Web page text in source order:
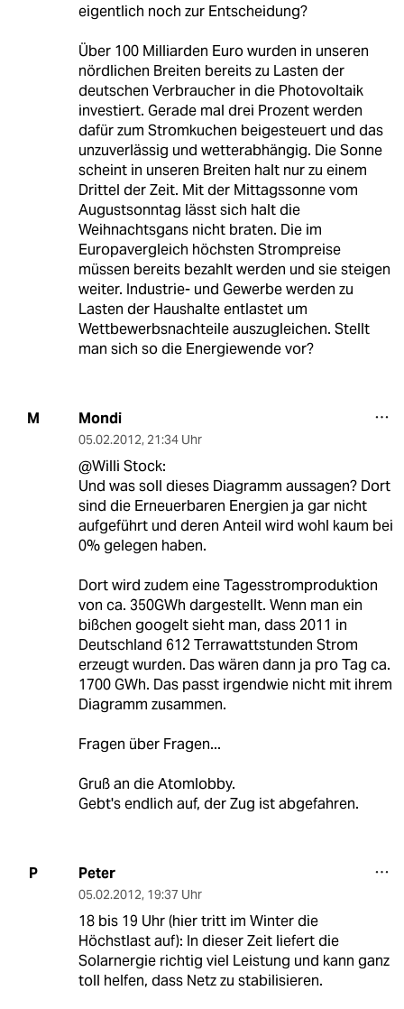
eigentlich noch zur Entscheidung?
Über 100 Milliarden Euro wurden in unseren
nördlichen Breiten bereits zu Lasten der
deutschen Verbraucher in die Photovoltaik
investiert. Gerade mal drei Prozent werden
dafür zum Stromkuchen beigesteuert und das
unzuverlässig und wetterabhängig. Die Sonne
scheint in unseren Breiten halt nur zu einem
Drittel der Zeit. Mit der Mittagssonne vom
Augustsonntag lässt sich halt die
Weihnachtsgans nicht braten. Die im
Europavergleich höchsten Strompreise
müssen bereits bezahlt werden und sie steigen
weiter. Industrie- und Gewerbe werden zu
Lasten der Haushalte entlastet um
Wettbewerbsnachteile auszugleichen. Stellt
man sich so die Energiewende vor?
M Mondi
05.02.2012, 21:34 Uhr
@Willi Stock:
Und was soll dieses Diagramm aussagen? Dort
sind die Erneuerbaren Energien ja gar nicht
aufgeführt und deren Anteil wird wohl kaum bei
0% gelegen haben.
Dort wird zudem eine Tagesstromproduktion
von ca. 350GWh dargestellt. Wenn man ein
bißchen googelt sieht man, dass 2011 in
Deutschland 612 Terrawattstunden Strom
erzeugt wurden. Das wären dann ja pro Tag ca.
1700 GWh. Das passt irgendwie nicht mit ihrem
Diagramm zusammen.
Fragen über Fragen...
Gruß an die Atomlobby.
Gebt's endlich auf, der Zug ist abgefahren.
P Peter
05.02.2012, 19:37 Uhr
18 bis 19 Uhr (hier tritt im Winter die
Höchstlast auf): In dieser Zeit liefert die
Solarnergie richtig viel Leistung und kann ganz
toll helfen, dass Netz zu stabilisieren.